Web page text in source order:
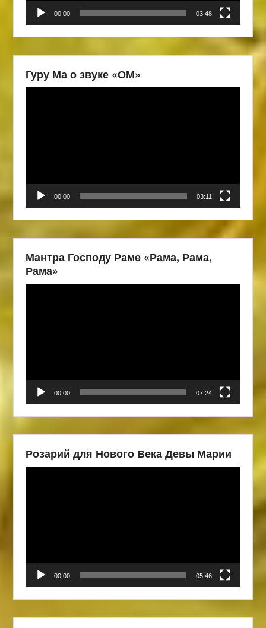
00:00 03:48
Гуру Ма о звуке «ОМ»
00:00 03:11
Мантра Господу Раме «Рама, Рама,
Рама»
00:00 07:24
Розарий для Нового Века Девы Марии
00:00 05:46